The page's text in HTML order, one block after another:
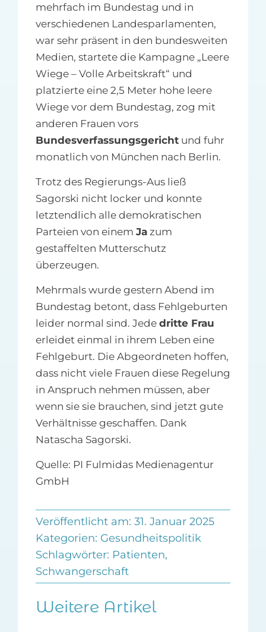
mehrfach im Bundestag und in
verschiedenen Landesparlamenten,
war sehr präsent in den bundesweiten
Medien, startete die Kampagne „Leere
Wiege – Volle Arbeitskraft“ und
platzierte eine 2,5 Meter hohe leere
Wiege vor dem Bundestag, zog mit
anderen Frauen vors
Bundesverfassungsgerichtund fuhr
monatlich von München nach Berlin.
Trotz des Regierungs-Aus ließ
Sagorski nicht locker und konnte
letztendlich alle demokratischen
Parteien von einem Jazum
gestaffelten Mutterschutz
überzeugen.
Mehrmals wurde gestern Abend im
Bundestag betont, dass Fehlgeburten
leider normal sind. Jede dritte Frau
erleidet einmal in ihrem Leben eine
Fehlgeburt. Die Abgeordneten hoffen,
dass nicht viele Frauen diese Regelung
in Anspruch nehmen müssen, aber
wenn sie sie brauchen, sind jetzt gute
Verhältnisse geschaffen. Dank
Natascha Sagorski.
Quelle: PI Fulmidas Medienagentur
GmbH
Veröffentlicht am: 31. Januar 2025
Kategorien: Gesundheitspolitik
Schlagwörter: Patienten,
Schwangerschaft
Weitere Artikel